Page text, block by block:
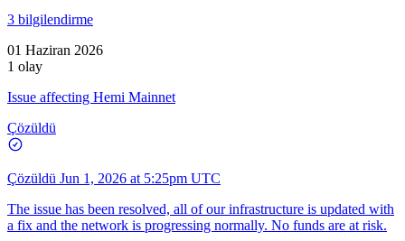
3 bilgilendirme
01 Haziran 2026
1 olay
Issue affecting Hemi Mainnet
Çözüldü
Çözüldü Jun 1, 2026 at 5:25pm UTC
The issue has been resolved, all of our infrastructure is updated with
a fix and the network is progressing normally. No funds are at risk.